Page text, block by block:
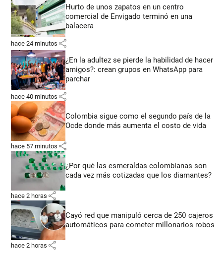
Hurto de unos zapatos en un centro
comercial de Envigado terminó en una
balacera
hace 24 minutos share
¿En la adultez se pierde la habilidad de hacer
amigos?: crean grupos en WhatsApp para
parchar
hace 40 minutos share
Colombia sigue como el segundo país de la
Ocde donde más aumenta el costo de vida
hace 57 minutos share
¿Por qué las esmeraldas colombianas son
cada vez más cotizadas que los diamantes?
hace 2 horas share
Cayó red que manipuló cerca de 250 cajeros
automáticos para cometer millonarios robos
hace 2 horas share